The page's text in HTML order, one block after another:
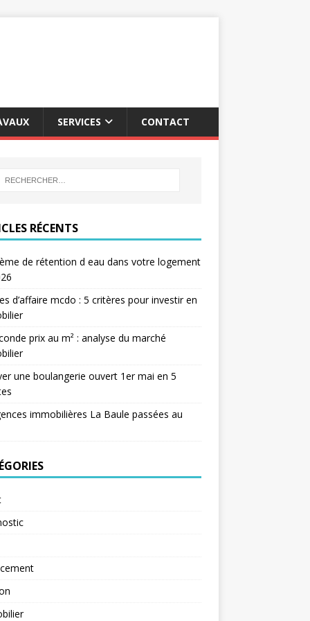
SERVICES CONTACT
RÉCENTS
de rétention d eau dans votre logement
d’affaire mcdo : 5 critères pour investir en
prix au m² : analyse du marché
une boulangerie ouvert 1er mai en 5
immobilières La Baule passées au